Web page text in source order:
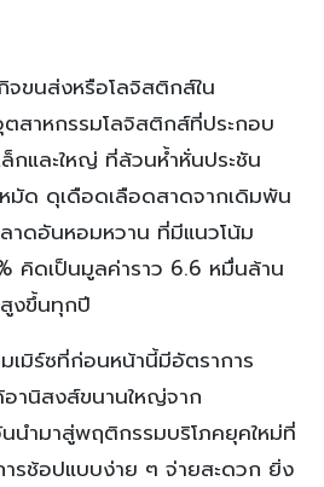
จขนส่งหรือโลจิสติกส์ใน
ตสาหกรรมโลจิสติกส์ที่ประกอบ
กและใหญ่ ที่ล้วนห้ำหั่นประชัน
ด ดุเดือดเลือดสาดจากเดิมพัน
าดอันหอมหวาน ที่มีแนวโน้ม
คิดเป็นมูลค่าราว 6.6 หมื่นล้าน
งขึ้นทุกปี
เมิร์ซที่ก่อนหน้านี้มีอัตราการ
อานิสงส์ขนานใหญ่จาก
นำมาสู่พฤติกรรมบริโภคยุคใหม่ที่
ารช้อปแบบง่าย ๆ จ่ายสะดวก ยิ่ง